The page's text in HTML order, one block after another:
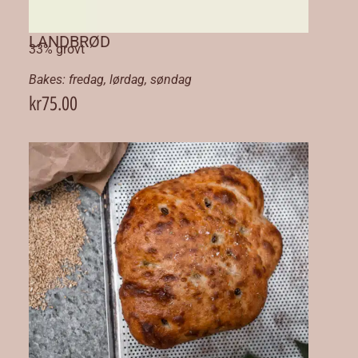
LANDBRØD
33% grovt
Bakes: fredag, lørdag, søndag
kr75.00